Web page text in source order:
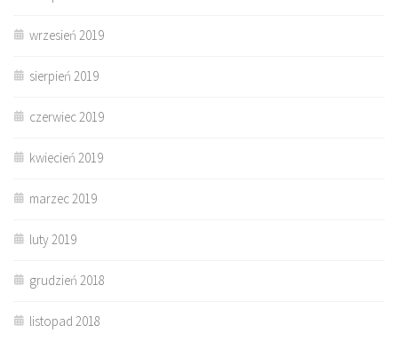
wrzesień 2019
sierpień 2019
czerwiec 2019
kwiecień 2019
marzec 2019
luty 2019
grudzień 2018
listopad 2018